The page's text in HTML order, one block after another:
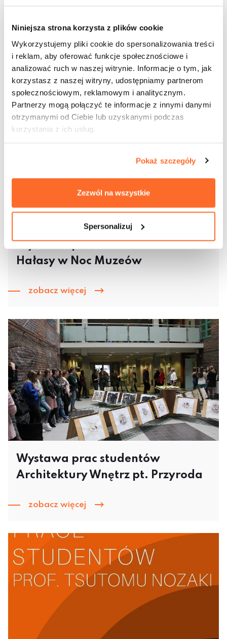
Niniejsza strona korzysta z plików cookie
Wykorzystujemy pliki cookie do spersonalizowania treści
i reklam, aby oferować funkcje społecznościowe i
analizować ruch w naszej witrynie. Informacje o tym, jak
korzystasz z naszej witryny, udostępniamy partnerom
społecznościowym, reklamowym i analitycznym.
Partnerzy mogą połączyć te informacje z innymi danymi
otrzymanymi od Ciebie lub uzyskanymi podczas
korzystania z ich usług.
Pokaż szczegóły
Zezwól na wszystkie
Spersonalizuj
Wystawa pt. Plany na Przyszłość w
SARP
zobacz więcej
Wystawa plakatów Alfreda
Hałasy w Noc Muzeów
zobacz więcej
Wystawa prac studentów
Architektury Wnętrz pt. Przyroda
zobacz więcej